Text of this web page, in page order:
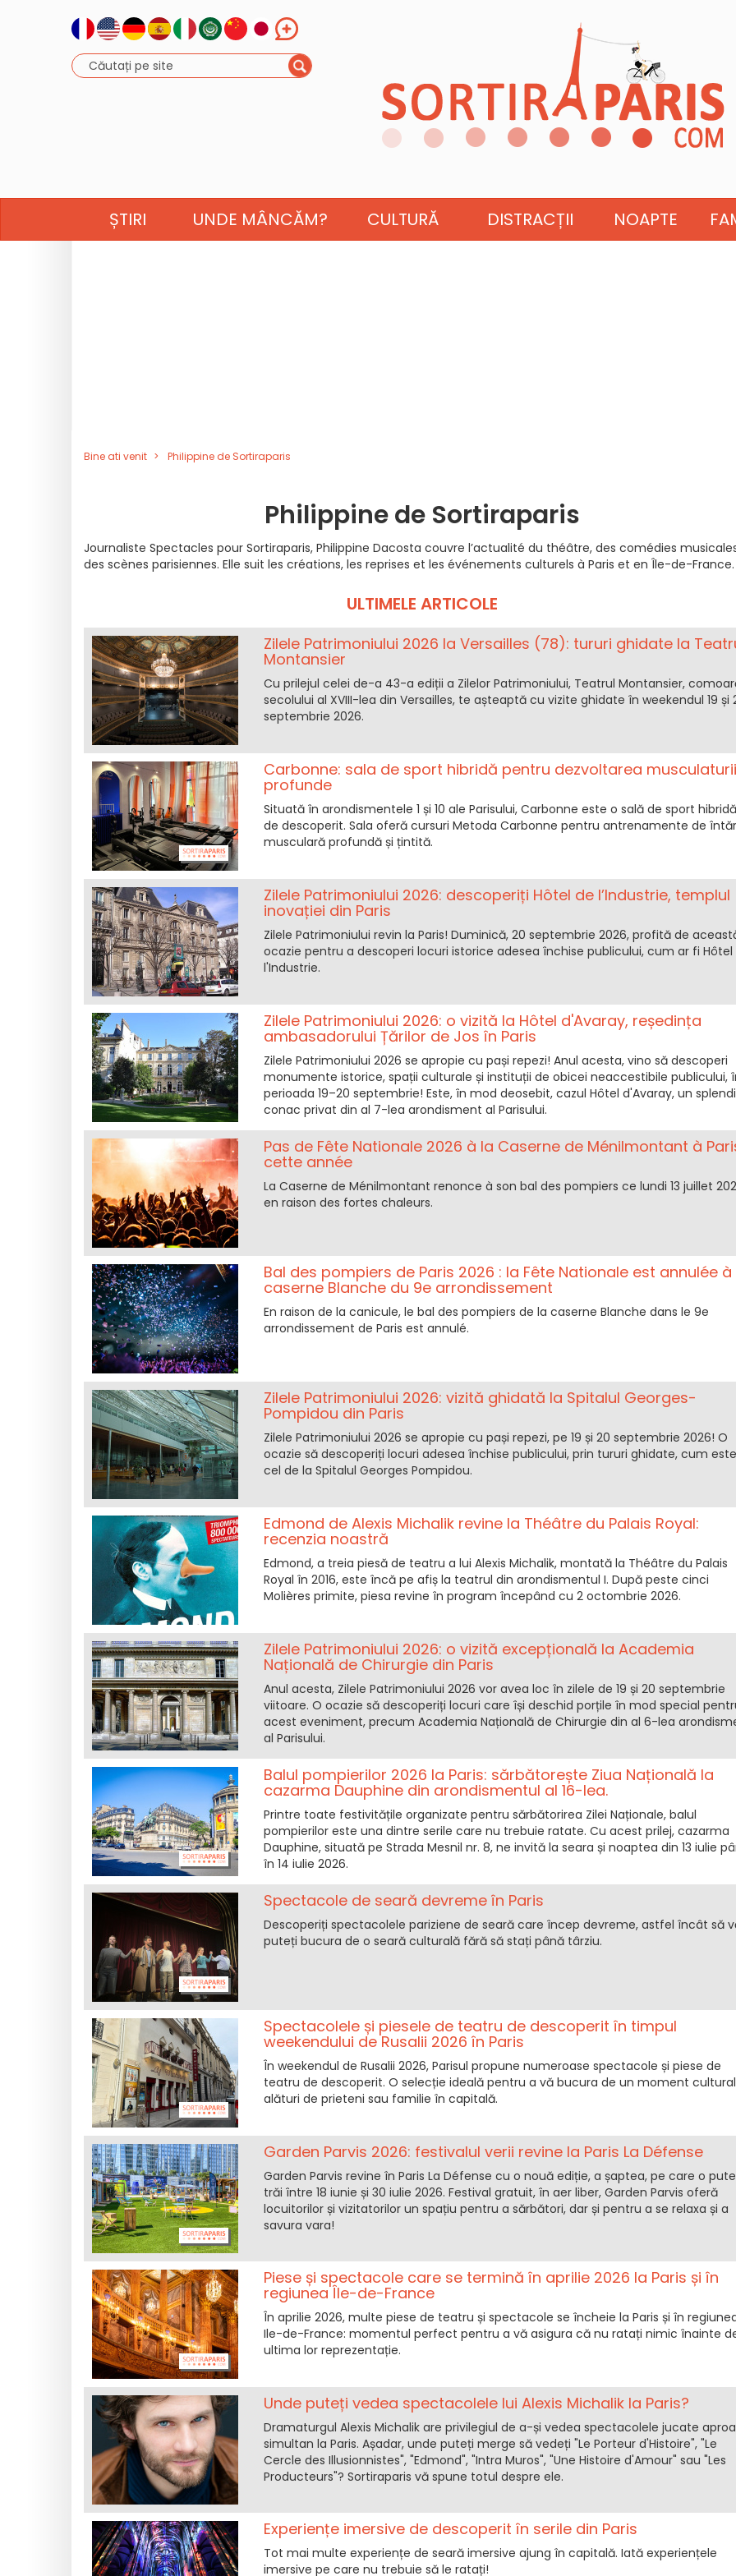
ȘTIRI UNDE MÂNCĂM? CULTURĂ DISTRACȚII NOAPTE
Bine ati venit Philippine de Sortiraparis
Philippine de Sortiraparis
Journaliste Spectacles pour Sortiraparis, Philippine Dacosta couvre l’actualité du théâtre, des comédies
des scènes parisiennes. Elle suit les créations, les reprises et les événements culturels à Paris et en Île-de-France.
ULTIMELE ARTICOLE
Zilele Patrimoniului 2026 la Versailles (78): tururi ghidate la
Montansier
Cu prilejul celei de-a 43-a ediții a Zilelor Patrimoniului, Teatrul Montansier,
secolului al XVIII-lea din Versailles, te așteaptă cu vizite ghidate în weekendul 19 și
septembrie 2026.
Carbonne: sala de sport hibridă pentru dezvoltarea musculaturii
profunde
Situată în arondismentele 1 și 10 ale Parisului, Carbonne este o sală de sport hibridă
de descoperit. Sala oferă cursuri Metoda Carbonne pentru antrenamente de
musculară profundă și țintită.
Zilele Patrimoniului 2026: descoperiți Hôtel de l’Industrie, templul
inovației din Paris
Zilele Patrimoniului revin la Paris! Duminică, 20 septembrie 2026, profită de
ocazie pentru a descoperi locuri istorice adesea închise publicului, cum ar fi Hôtel
l'Industrie.
Zilele Patrimoniului 2026: o vizită la Hôtel d'Avaray, reședința
ambasadorului Țărilor de Jos în Paris
Zilele Patrimoniului 2026 se apropie cu pași repezi! Anul acesta, vino să descoperi
monumente istorice, spații culturale și instituții de obicei neaccestibile publicului,
perioada 19–20 septembrie! Este, în mod deosebit, cazul Hôtel d'Avaray, un
conac privat din al 7-lea arondisment al Parisului.
Pas de Fête Nationale 2026 à la Caserne de Ménilmontant à
cette année
La Caserne de Ménilmontant renonce à son bal des pompiers ce lundi 13 juillet
en raison des fortes chaleurs.
Bal des pompiers de Paris 2026 : la Fête Nationale est annulée à
caserne Blanche du 9e arrondissement
En raison de la canicule, le bal des pompiers de la caserne Blanche dans le 9e
arrondissement de Paris est annulé.
Zilele Patrimoniului 2026: vizită ghidată la Spitalul Georges-
Pompidou din Paris
Zilele Patrimoniului 2026 se apropie cu pași repezi, pe 19 și 20 septembrie 2026! O
ocazie să descoperiți locuri adesea închise publicului, prin tururi ghidate, cum este
cel de la Spitalul Georges Pompidou.
Edmond de Alexis Michalik revine la Théâtre du Palais Royal:
recenzia noastră
Edmond, a treia piesă de teatru a lui Alexis Michalik, montată la Théâtre du Palais
Royal în 2016, este încă pe afiș la teatrul din arondismentul I. După peste cinci
Molières primite, piesa revine în program începând cu 2 octombrie 2026.
Zilele Patrimoniului 2026: o vizită excepțională la Academia
Națională de Chirurgie din Paris
Anul acesta, Zilele Patrimoniului 2026 vor avea loc în zilele de 19 și 20 septembrie
viitoare. O ocazie să descoperiți locuri care își deschid porțile în mod special
acest eveniment, precum Academia Națională de Chirurgie din al 6-lea
al Parisului.
Balul pompierilor 2026 la Paris: sărbătorește Ziua Națională la
cazarma Dauphine din arondismentul al 16-lea.
Printre toate festivitățile organizate pentru sărbătorirea Zilei Naționale, balul
pompierilor este una dintre serile care nu trebuie ratate. Cu acest prilej, cazarma
Dauphine, situată pe Strada Mesnil nr. 8, ne invită la seara și noaptea din 13 iulie
în 14 iulie 2026.
Spectacole de seară devreme în Paris
Descoperiți spectacolele pariziene de seară care încep devreme, astfel încât să
puteți bucura de o seară culturală fără să stați până târziu.
Spectacolele și piesele de teatru de descoperit în timpul
weekendului de Rusalii 2026 în Paris
În weekendul de Rusalii 2026, Parisul propune numeroase spectacole și piese de
teatru de descoperit. O selecție ideală pentru a vă bucura de un moment cultural
alături de prieteni sau familie în capitală.
Garden Parvis 2026: festivalul verii revine la Paris La Défense
Garden Parvis revine în Paris La Défense cu o nouă ediție, a șaptea, pe care o
trăi între 18 iunie și 30 iulie 2026. Festival gratuit, în aer liber, Garden Parvis oferă
locuitorilor și vizitatorilor un spațiu pentru a sărbători, dar și pentru a se relaxa și a
savura vara!
Piese și spectacole care se termină în aprilie 2026 la Paris și în
regiunea Île-de-France
În aprilie 2026, multe piese de teatru și spectacole se încheie la Paris și în
Ile-de-France: momentul perfect pentru a vă asigura că nu ratați nimic înainte
ultima lor reprezentație.
Unde puteți vedea spectacolele lui Alexis Michalik la Paris?
Dramaturgul Alexis Michalik are privilegiul de a-și vedea spectacolele jucate
simultan la Paris. Așadar, unde puteți merge să vedeți "Le Porteur d'Histoire", "Le
Cercle des Illusionnistes", "Edmond", "Intra Muros", "Une Histoire d'Amour" sau "Les
Producteurs"? Sortiraparis vă spune totul despre ele.
Experiențe imersive de descoperit în serile din Paris
Tot mai multe experiențe de seară imersive ajung în capitală. Iată experiențele
imersive pe care nu trebuie să le ratați!